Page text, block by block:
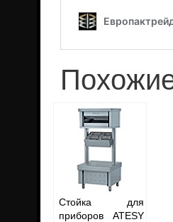
Стойка для
приборов ATESY